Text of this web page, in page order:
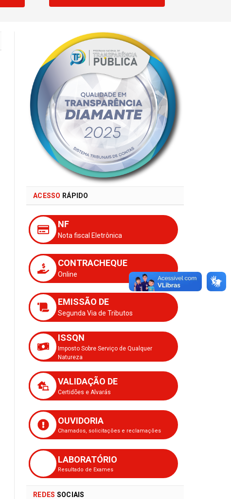
ACESSO RÁPIDO
NF
Nota fiscal Eletrônica
CONTRACHEQUE
Online
EMISSÃO DE
Segunda Via de Tributos
ISSQN
Imposto Sobre Serviço de Qualquer
Natureza
VALIDAÇÃO DE
Certidões e Alvarás
OUVIDORIA
Chamados, solicitações e reclamações
LABORATÓRIO
Resultado de Exames
REDES SOCIAIS